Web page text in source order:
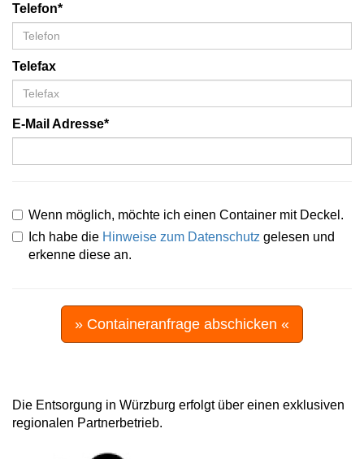
Telefon*
Telefax
E-Mail Adresse*
Wenn möglich, möchte ich einen Container mit Deckel.
Ich habe die Hinweise zum Datenschutz gelesen und
erkenne diese an.
» Containeranfrage abschicken «
Die Entsorgung in Würzburg erfolgt über einen exklusiven
regionalen Partnerbetrieb.